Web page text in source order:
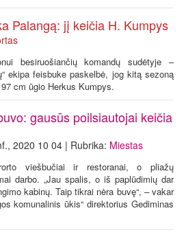
Palangą: jį keičia H. Kumpys
besiruošiančių komandų sudėtyje –
ekipa feisbuke paskelbė, jog kitą sezoną
cm ūgio Herkus Kumpys.
gausūs poilsiautojai keičia
2020 10 04 | Rubrika: Miestas
viešbučiai ir restoranai, o pliažų
darbo. „Jau spalis, o iš paplūdimių dar
kabinų. Taip tikrai nėra buvę“, – vakar
komunalinis ūkis“ direktorius Gediminas